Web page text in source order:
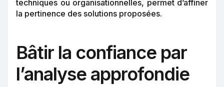
techniques ou organisationnelles, permet d’affiner
la pertinence des solutions proposées.
Bâtir la confiance par
l’analyse approfondie